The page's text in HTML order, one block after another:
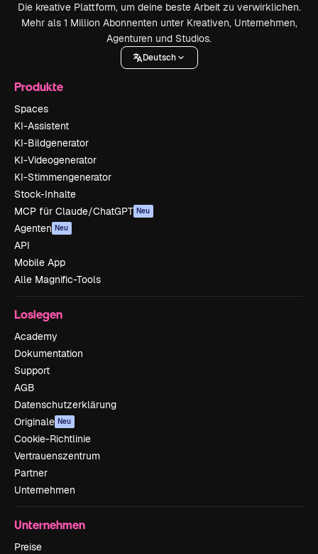
Die kreative Plattform, um deine beste Arbeit zu verwirklichen.
Mehr als 1 Million Abonnenten unter Kreativen, Unternehmen,
Agenturen und Studios.
Deutsch
Produkte
Spaces
KI-Assistent
KI-Bildgenerator
KI-Videogenerator
KI-Stimmengenerator
Stock-Inhalte
MCP für Claude/ChatGPT Neu
Agenten Neu
API
Mobile App
Alle Magnific-Tools
Loslegen
Academy
Dokumentation
Support
AGB
Datenschutzerklärung
Originale Neu
Cookie-Richtlinie
Vertrauenszentrum
Partner
Unternehmen
Unternehmen
Preise